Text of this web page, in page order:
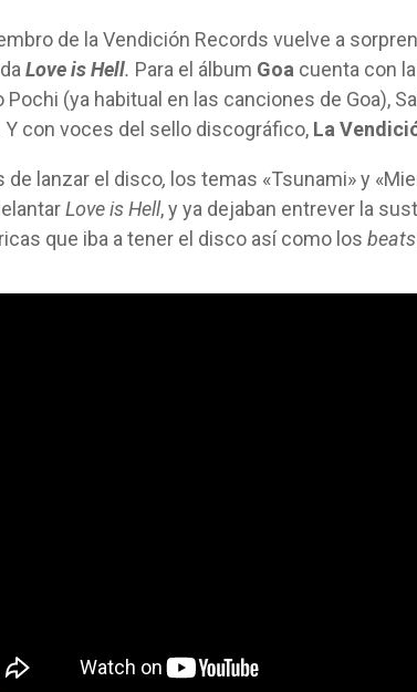
de la Vendición Records vuelve a
Love is Hell. Para el álbum Goa cuenta con
Pochi (ya habitual en las canciones de Goa),
Y con voces del sello discográfico, La
de lanzar el disco, los temas «Tsunami» y
Love is Hell, y ya dejaban entrever la
que iba a tener el disco así como los beats